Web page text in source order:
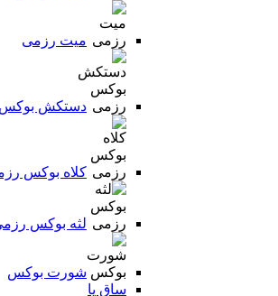
میت رزمی
دستکش
کلاه بوکس
لثه بوکس
شورت بوکس
ساق پا